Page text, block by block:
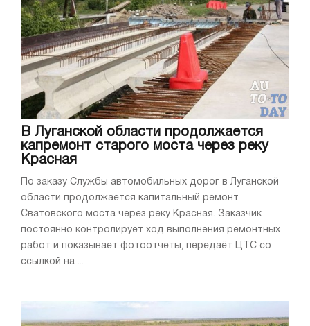
В Луганской области продолжается
капремонт старого моста через реку
Красная
По заказу Службы автомобильных дорог в Луганской
области продолжается капитальный ремонт
Сватовского моста через реку Красная. Заказчик
постоянно контролирует ход выполнения ремонтных
работ и показывает фотоотчеты, передаёт ЦТС со
ссылкой на ...